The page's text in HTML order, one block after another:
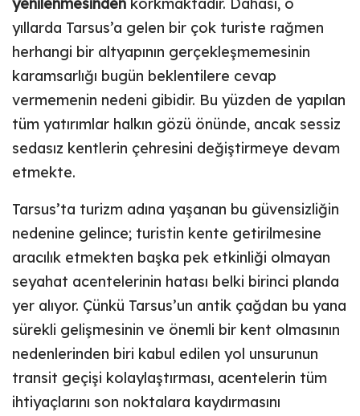
yıllarda Tarsus’a gelen bir çok turiste rağmen
herhangi bir altyapının gerçekleşmemesinin
karamsarlığı bugün beklentilere cevap
vermemenin nedeni gibidir. Bu yüzden de yapılan
tüm yatırımlar halkın gözü önünde, ancak sessiz
sedasız kentlerin çehresini değiştirmeye devam
etmekte.
Tarsus’ta turizm adına yaşanan bu güvensizliğin
nedenine gelince; turistin kente getirilmesine
aracılık etmekten başka pek etkinliği olmayan
seyahat acentelerinin hatası belki birinci planda
yer alıyor. Çünkü Tarsus’un antik çağdan bu yana
sürekli gelişmesinin ve önemli bir kent olmasının
nedenlerinden biri kabul edilen yol unsurunun
transit geçişi kolaylaştırması, acentelerin tüm
ihtiyaçlarını son noktalara kaydırmasını